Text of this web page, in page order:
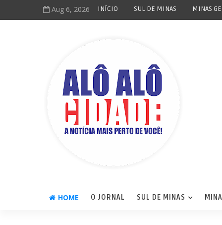
Aug 6, 2026 INÍCIO SUL DE MINAS MINAS
HOME O JORNAL SUL DE MINAS